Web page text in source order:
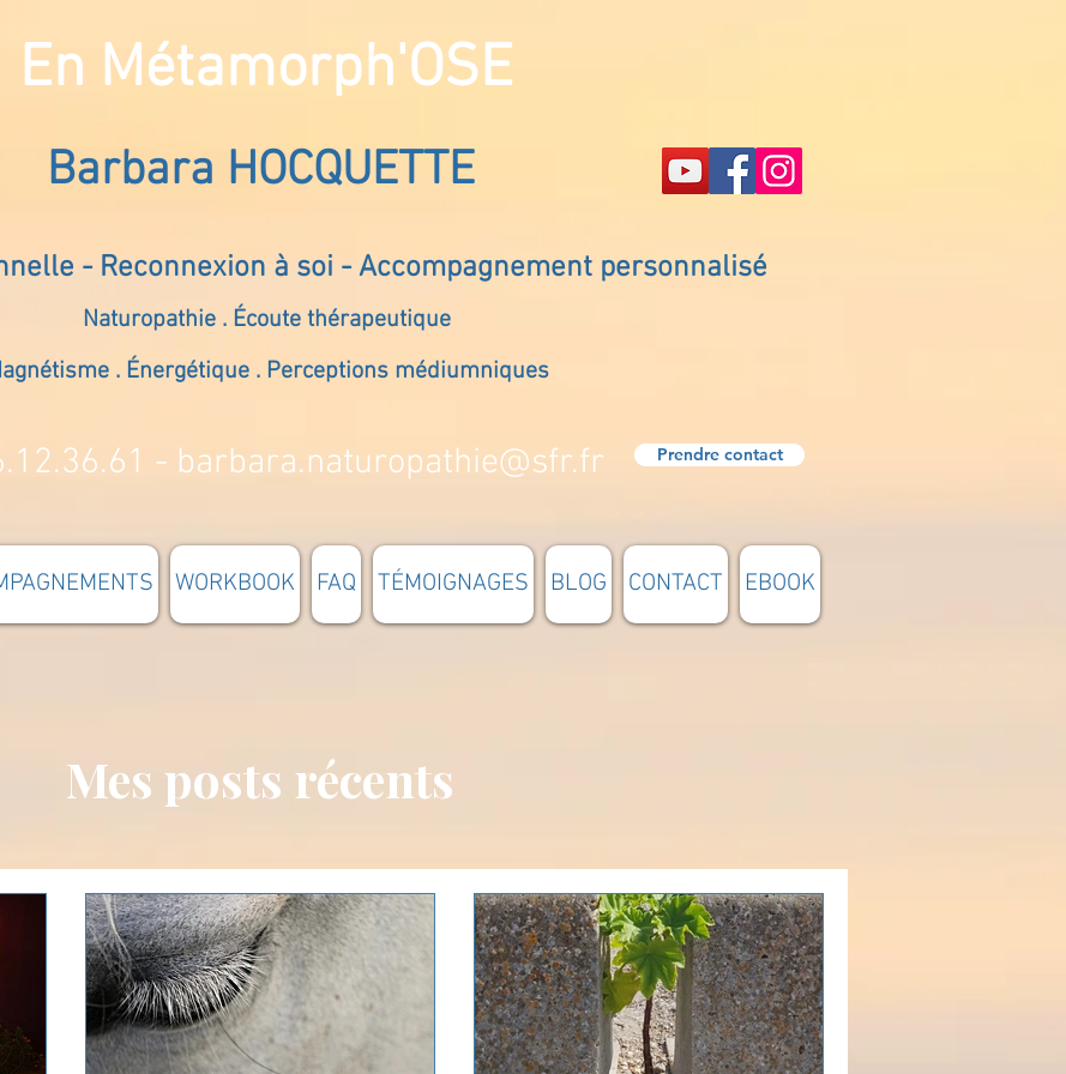
En Métamorph'OSE
Barbara HOCQUETTE
- Reconnexion à soi - Accompagnement personnalisé
Naturopathie . Écoute thérapeutique
. Énergétique . Perceptions médiumniques
- barbara.naturopathie@sfr.fr Prendre contact
WORKBOOK FAQ TÉMOIGNAGES BLOG CONTACT EBOOK
Mes posts récents